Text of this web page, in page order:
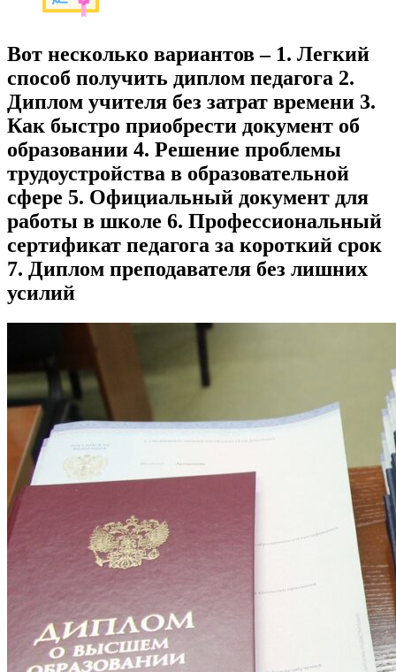
Вот несколько вариантов – 1. Легкий
способ получить диплом педагога 2.
Диплом учителя без затрат времени 3.
Как быстро приобрести документ об
образовании 4. Решение проблемы
трудоустройства в образовательной
сфере 5. Официальный документ для
работы в школе 6. Профессиональный
сертификат педагога за короткий срок
7. Диплом преподавателя без лишних
усилий